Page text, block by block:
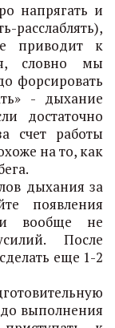
напрягать и
расслаблять),
приводит к
словно мы
форсировать
- дыхание
достаточно
счет работы
на то, как
дыхания за
появления
и вообще не
После
еще 1-2
выполнения